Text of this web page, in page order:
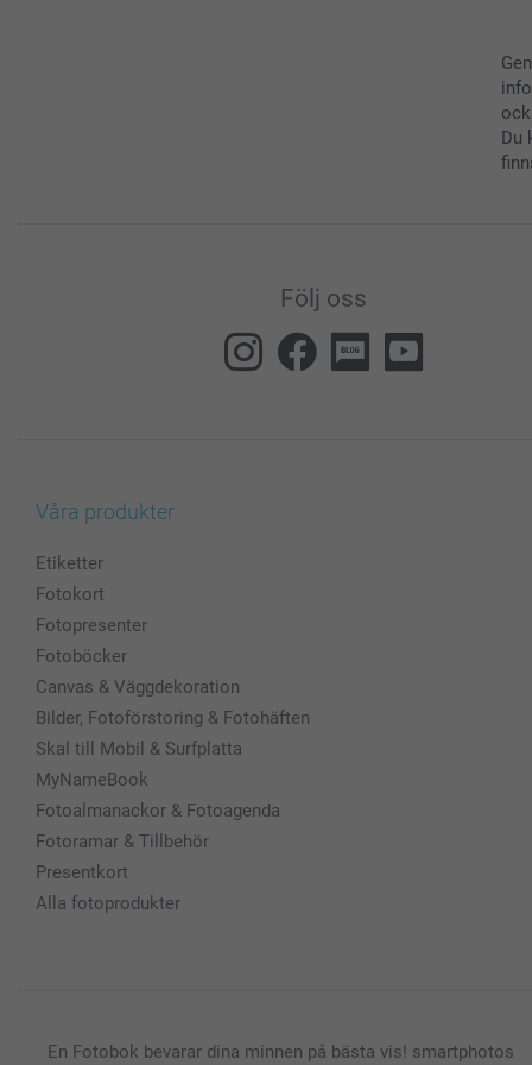
Du
Följ oss
Våra produkter
Etiketter
Fotokort
Fotopresenter
Fotoböcker
Canvas & Väggdekoration
Bilder, Fotoförstoring & Fotohäften
Skal till Mobil & Surfplatta
MyNameBook
Fotoalmanackor & Fotoagenda
Fotoramar & Tillbehör
Presentkort
Alla fotoprodukter
En Fotobok bevarar dina minnen på bästa vis! smartphotos